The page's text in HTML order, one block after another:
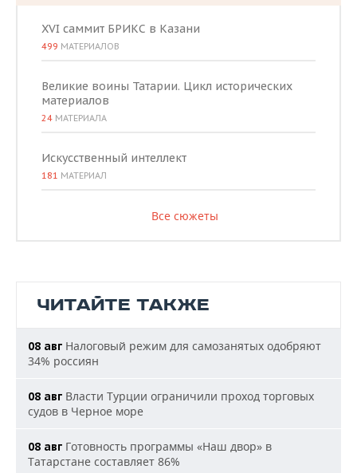
XVI саммит БРИКС в Казани
499 МАТЕРИАЛОВ
Великие воины Татарии. Цикл исторических
материалов
24 МАТЕРИАЛА
Искусственный интеллект
181 МАТЕРИАЛ
Все сюжеты
ЧИТАЙТЕ ТАКЖЕ
08 авг Налоговый режим для самозанятых одобряют
34% россиян
08 авг Власти Турции ограничили проход торговых
судов в Черное море
08 авг Готовность программы «Наш двор» в
Татарстане составляет 86%